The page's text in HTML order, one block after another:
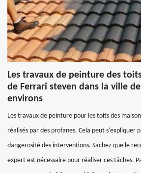
Les travaux de peinture des
de Ferrari steven dans la ville
environs
Les travaux de peinture pour les toits des
réalisés par des profanes. Cela peut s'expliquer
dangerosité des interventions. Sachez que le
expert est nécessaire pour réaliser ces tâches.